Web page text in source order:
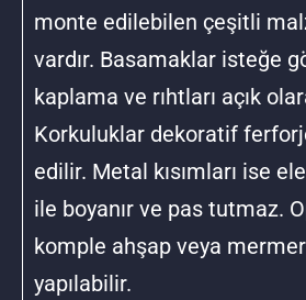
monte edilebilen çeşitli
vardır. Basamaklar isteğe
kaplama ve rıhtları açık
Korkuluklar dekoratif
edilir. Metal kısımları ise
ile boyanır ve pas tutmaz.
komple ahşap veya
yapılabilir.